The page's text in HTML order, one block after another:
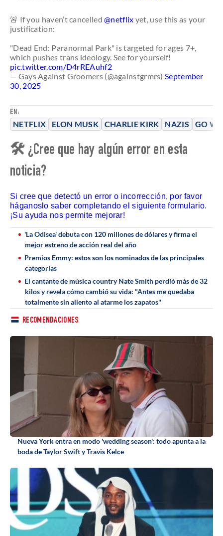
EN:
NETFLIX ELON MUSK CHARLIE KIRK NAZIS GO
🚨 If you haven’t cancelled@netflix yet, use this as your
justification:
"Dead End: Paranormal Park" is targeted for ages 7+,
which pushes trans ideology. See for yourself!
pic.twitter.com/D4rREAuhf2
— Gays Against Groomers (@againstgrmrs) September
30, 2025
🛠 ¿Cree que hay algún error en esta
noticia?
Si cree que detectó un error o incorrección, por favor
háganoslo saber completando el siguiente formulario.
¡Su ayuda nos permite mejorar!
'La Odisea' debuta con 120 millones de dólares y firma el
mejor estreno de acción real del año
Premios Emmy: estos son los nominados de las principales
categorías
El cantante de música country Nate Smith perdió más de 32
kilos y revela cómo cambió su vida: "Antes me quedaba
totalmente sin aliento al atarme los zapatos"
RECOMENDACIONES
Nueva York entra en modo 'wedding season': todo apunta a la
boda de Taylor Swift y Travis Kelce